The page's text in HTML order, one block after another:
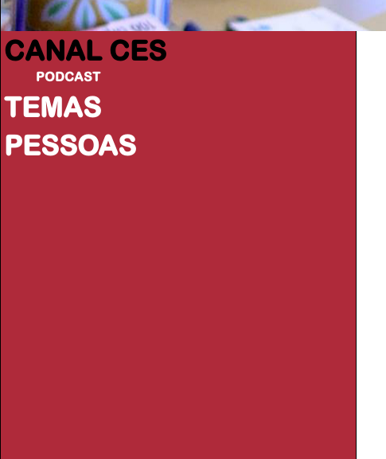
CANAL CES
PODCAST
TEMAS
PESSOAS